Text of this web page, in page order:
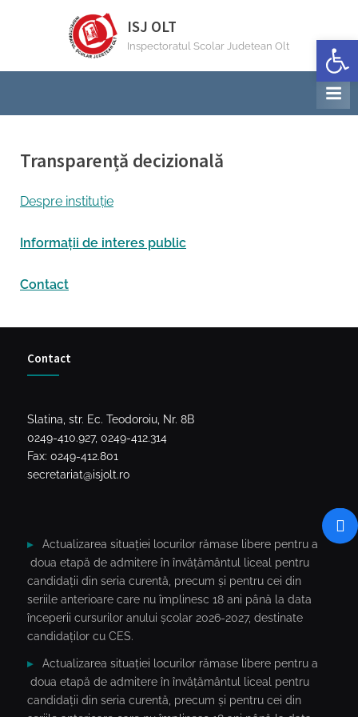
ISJ OLT
Inspectoratul Scolar Judetean Olt
Transparență decizională
Despre instituție
Informații de interes public
Contact
Contact
Slatina, str. Ec. Teodoroiu, Nr. 8B
0249-410.927, 0249-412.314
Fax: 0249-412.801
secretariat@isjolt.ro
Actualizarea situației locurilor rămase libere pentru a
doua etapă de admitere în învățământul liceal pentru
candidații din seria curentă, precum și pentru cei din
seriile anterioare care nu împlinesc 18 ani până la data
începerii cursurilor anului școlar 2026-2027, destinate
candidaților cu CES.
Actualizarea situației locurilor rămase libere pentru a
doua etapă de admitere în învățământul liceal pentru
candidații din seria curentă, precum și pentru cei din